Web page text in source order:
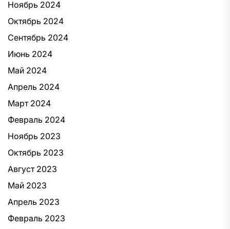
Ноябрь 2024
Октябрь 2024
Сентябрь 2024
Июнь 2024
Май 2024
Апрель 2024
Март 2024
Февраль 2024
Ноябрь 2023
Октябрь 2023
Август 2023
Май 2023
Апрель 2023
Февраль 2023